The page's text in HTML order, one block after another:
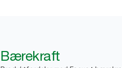
Bærekraft